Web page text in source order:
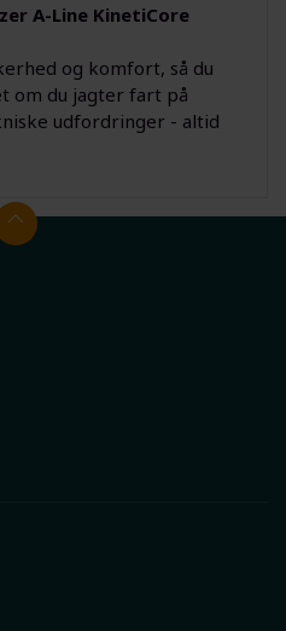
A-Line KinetiCore
og komfort, så du
om du jagter fart på
udfordringer - altid